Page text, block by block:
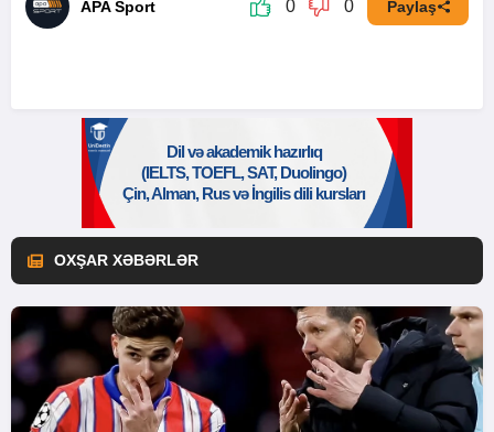
APA Sport 0 0 Paylaş
OXŞAR XƏBƏRLƏR